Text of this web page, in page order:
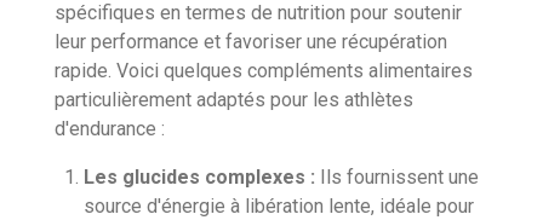
spécifiques en termes de nutrition pour soutenir
leur performance et favoriser une récupération
rapide. Voici quelques compléments alimentaires
particulièrement adaptés pour les athlètes
d'endurance :
Les glucides complexes : Ils fournissent une
source d'énergie à libération lente, idéale pour